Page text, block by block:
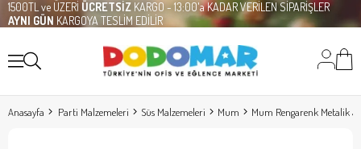
1500TL ve ÜZERİ ÜCRETSİZ KARGO - 13:00'a KADAR VERİLEN SİPARİŞLER
AYNI GÜN KARGOYA TESLİM EDİLİR
Anasayfa Parti Malzemeleri Süs Malzemeleri Mum Mum Rengarenk Metalik 5